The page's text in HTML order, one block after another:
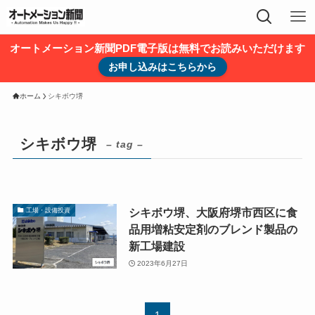
オートメーション新聞PDF電子版は無料でお読みいただけます
お申し込みはこちらから
ホーム シキボウ堺
シキボウ堺 – tag –
工場・設備投資
シキボウ堺、大阪府堺市西区に食
品用増粘安定剤のブレンド製品の
新工場建設
2023年6月27日